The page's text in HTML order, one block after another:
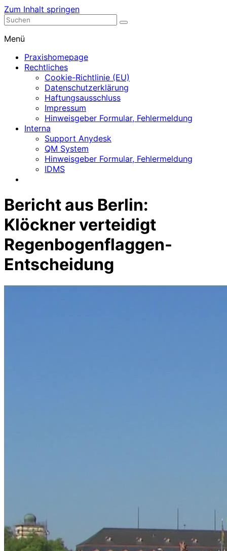
Zum Inhalt springen
Nephrologische Praxis mit Dialyse
Menü
Praxishomepage
Rechtliches
Cookie-Richtlinie (EU)
Datenschutzerklärung
Haftungsausschluss
Impressum
Hinweisgeber Formular, Fehlermeldung
Interna
Support Anydesk
QM System
Hinweisgeber Formular, Fehlermeldung
IDMS
Bericht aus Berlin:
Klöckner verteidigt
Regenbogenflaggen-
Entscheidung